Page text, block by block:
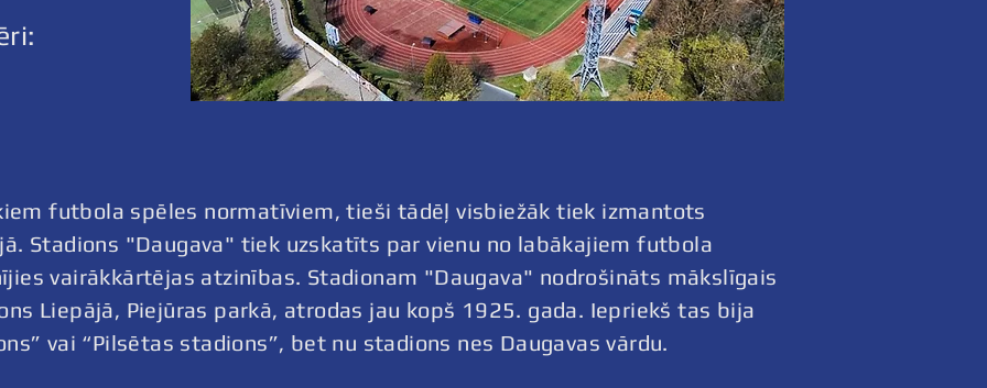
futbola spēles normatīviem, tieši tādēļ visbiežāk tiek izmantots
Stadions "Daugava" tiek uzskatīts par vienu no labākajiem futbola
vairākkārtējas atzinības. Stadionam "Daugava" nodrošināts mākslīgais
Liepājā, Piejūras parkā, atrodas jau kopš 1925. gada. Iepriekš tas bija
vai “Pilsētas stadions”, bet nu stadions nes Daugavas vārdu.